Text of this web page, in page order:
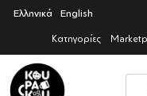
Ελληνικά English
Κατηγορίες